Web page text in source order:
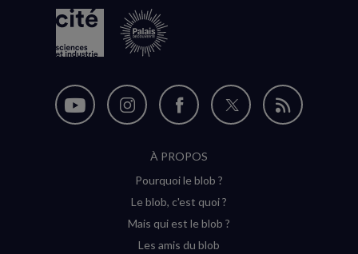
Nous
Nous
Instagram
(nouvelle
Nous
sur
Facebook
(nouvelle
Nous
Flux
À PROPOS
Pourquoi le blob ?
Le blob, c'est quoi ?
Mais qui est le blob ?
Les amis du blob